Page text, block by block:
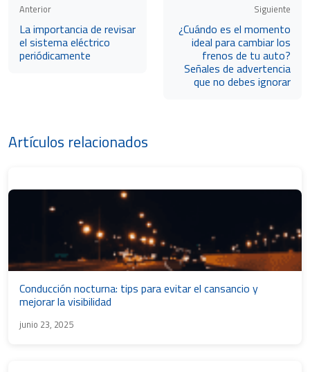
Anterior
La importancia de revisar
el sistema eléctrico
periódicamente
Siguiente
¿Cuándo es el momento
ideal para cambiar los
frenos de tu auto?
Señales de advertencia
que no debes ignorar
Artículos relacionados
Conducción nocturna: tips para evitar el cansancio y
mejorar la visibilidad
junio 23, 2025